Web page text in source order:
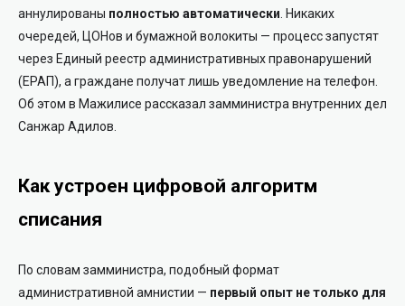
аннулированы полностью автоматически . Никаких
очередей, ЦОНов и бумажной волокиты — процесс запустят
через Единый реестр административных правонарушений
(ЕРАП), а граждане получат лишь уведомление на телефон.
Об этом в Мажилисе рассказал замминистра внутренних дел
Санжар Адилов.
Как устроен цифровой алгоритм
списания
По словам замминистра, подобный формат
административной амнистии — первый опыт не только для